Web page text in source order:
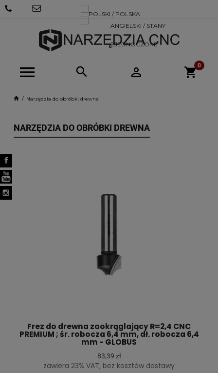
Narzędzia do obróbki drewna
NARZĘDZIA DO OBRÓBKI DREWNA
Frez do drewna zaokrąglający R=2,4 CNC
PREMIUM ; śr. robocza 6,4 mm, dł. robocza 6,4
mm - GLOBUS
83,39 zł
zawiera 23% VAT, bez kosztów dostawy